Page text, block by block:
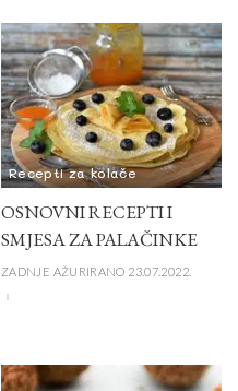
Recepti za kolače
OSNOVNI RECEPTI I
SMJESA ZA PALAČINKE
ZADNJE AŽURIRANO 23.07.2022.